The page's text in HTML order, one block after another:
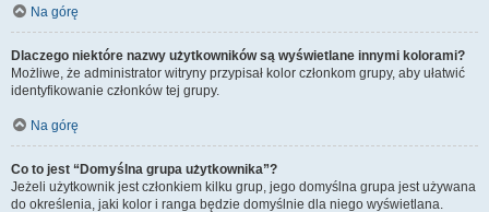
Na górę
Dlaczego niektóre nazwy użytkowników są wyświetlane innymi kolorami?
Możliwe, że administrator witryny przypisał kolor członkom grupy, aby ułatwić
identyfikowanie członków tej grupy.
Na górę
Co to jest “Domyślna grupa użytkownika”?
Jeżeli użytkownik jest członkiem kilku grup, jego domyślna grupa jest używana
do określenia, jaki kolor i ranga będzie domyślnie dla niego wyświetlana.